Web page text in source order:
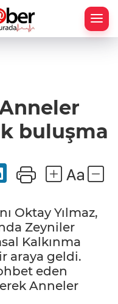
Anneler
buluşma
Oktay Yılmaz,
Zeyniler
Kalkınma
araya geldi.
eden
Anneler